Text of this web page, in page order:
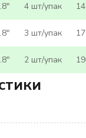
4 шт/упак
3 шт/упак
2 шт/упак